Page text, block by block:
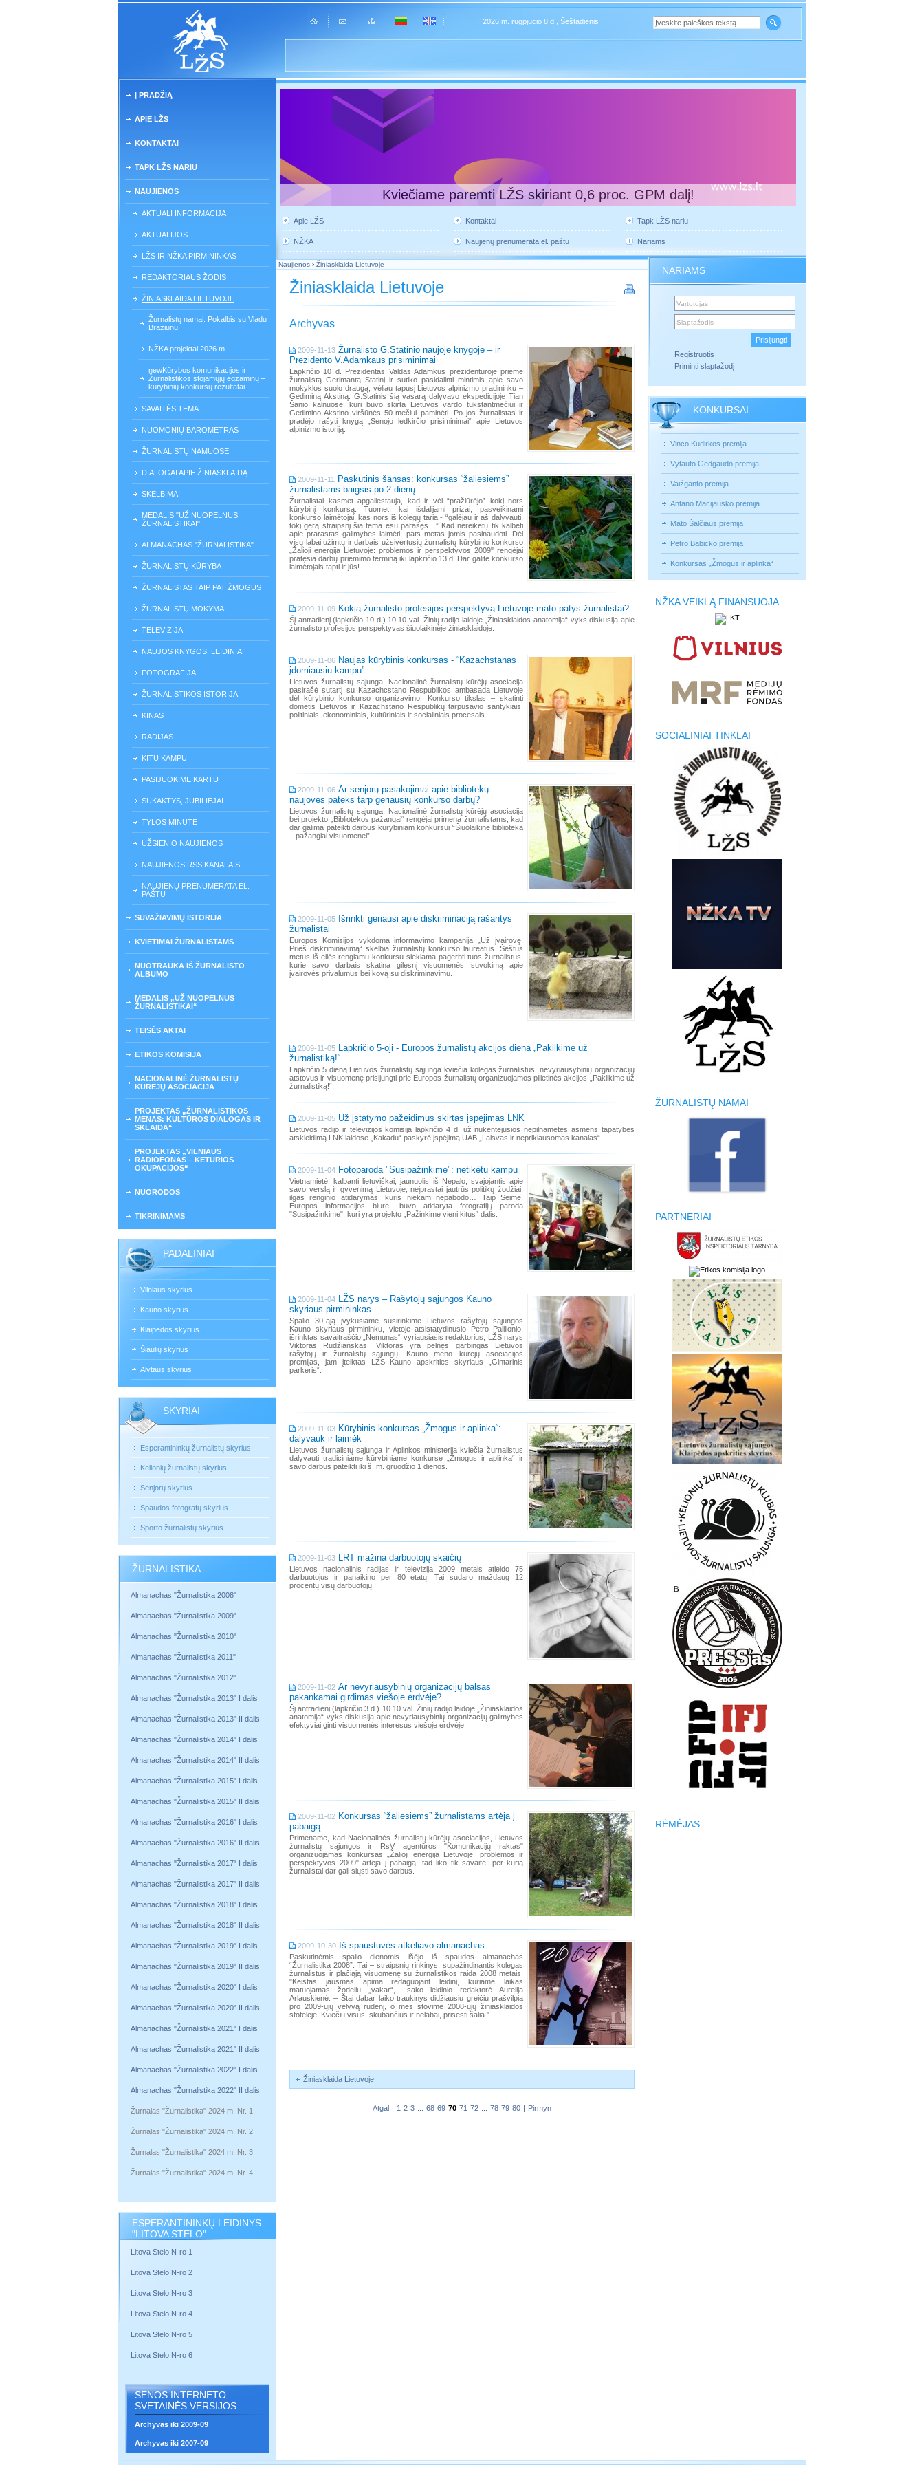
2026 m. rugpjucio 8 d., Šeštadienis
Į PRADŽIĄ
APIE LŽS
KONTAKTAI
TAPK LŽS NARIU
NAUJIENOS
AKTUALI INFORMACIJA
AKTUALIJOS
LŽS IR NŽKA PIRMININKAS
REDAKTORIAUS ŽODIS
ŽINIASKLAIDA LIETUVOJE
Žurnalistų namai: Pokalbis su Vladu
Braziūnu
NŽKA projektai 2026 m.
newKūrybos komunikacijos ir
Žurnalistikos stojamųjų egzaminų –
kūrybinių konkursų rezultatai
SAVAITĖS TEMA
NUOMONIŲ BAROMETRAS
ŽURNALISTŲ NAMUOSE
DIALOGAI APIE ŽINIASKLAIDĄ
SKELBIMAI
MEDALIS "UŽ NUOPELNUS
ŽURNALISTIKAI"
ALMANACHAS "ŽURNALISTIKA"
ŽURNALISTŲ KŪRYBA
ŽURNALISTAS TAIP PAT ŽMOGUS
ŽURNALISTŲ MOKYMAI
TELEVIZIJA
NAUJOS KNYGOS, LEIDINIAI
FOTOGRAFIJA
ŽURNALISTIKOS ISTORIJA
KINAS
RADIJAS
KITU KAMPU
PASIJUOKIME KARTU
SUKAKTYS, JUBILIEJAI
TYLOS MINUTĖ
UŽSIENIO NAUJIENOS
NAUJIENOS RSS KANALAIS
NAUJIENŲ PRENUMERATA EL.
PAŠTU
SUVAŽIAVIMŲ ISTORIJA
KVIETIMAI ŽURNALISTAMS
NUOTRAUKA IŠ ŽURNALISTO
ALBUMO
MEDALIS „UŽ NUOPELNUS
ŽURNALISTIKAI“
TEISĖS AKTAI
ETIKOS KOMISIJA
NACIONALINĖ ŽURNALISTŲ
KŪRĖJŲ ASOCIACIJA
PROJEKTAS „ŽURNALISTIKOS
MENAS: KULTŪROS DIALOGAS IR
SKLAIDA“
PROJEKTAS „VILNIAUS
RADIOFONAS – KETURIOS
OKUPACIJOS“
NUORODOS
TIKRINIMAMS
PADALINIAI
Vilniaus skyrius
Kauno skyrius
Klaipėdos skyrius
Šiaulių skyrius
Alytaus skyrius
SKYRIAI
Esperantininkų žurnalistų skyrius
Kelionių žurnalistų skyrius
Senjorų skyrius
Spaudos fotografų skyrius
Sporto žurnalistų skyrius
ŽURNALISTIKA
Almanachas "Žurnalistika 2008"
Almanachas "Žurnalistika 2009"
Almanachas "Žurnalistika 2010"
Almanachas "Žurnalistika 2011"
Almanachas "Žurnalistika 2012"
Almanachas "Žurnalistika 2013" I dalis
Almanachas "Žurnalistika 2013" II dalis
Almanachas "Žurnalistika 2014" I dalis
Almanachas "Žurnalistika 2014" II dalis
Almanachas "Žurnalistika 2015" I dalis
Almanachas "Žurnalistika 2015" II dalis
Almanachas "Žurnalistika 2016" I dalis
Almanachas "Žurnalistika 2016" II dalis
Almanachas "Žurnalistika 2017" I dalis
Almanachas "Žurnalistika 2017" II dalis
Almanachas "Žurnalistika 2018" I dalis
Almanachas "Žurnalistika 2018" II dalis
Almanachas "Žurnalistika 2019" I dalis
Almanachas "Žurnalistika 2019" II dalis
Almanachas "Žurnalistika 2020" I dalis
Almanachas "Žurnalistika 2020" II dalis
Almanachas "Žurnalistika 2021" I dalis
Almanachas "Žurnalistika 2021" II dalis
Almanachas "Žurnalistika 2022" I dalis
Almanachas "Žurnalistika 2022" II dalis
Žurnalas "Žurnalistika" 2024 m. Nr. 1
Žurnalas "Žurnalistika" 2024 m. Nr. 2
Žurnalas "Žurnalistika" 2024 m. Nr. 3
Žurnalas "Žurnalistika" 2024 m. Nr. 4
ESPERANTININKŲ LEIDINYS
"LITOVA STELO"
Litova Stelo N-ro 1
Litova Stelo N-ro 2
Litova Stelo N-ro 3
Litova Stelo N-ro 4
Litova Stelo N-ro 5
Litova Stelo N-ro 6
SENOS INTERNETO
SVETAINĖS VERSIJOS
Archyvas iki 2009-09
Archyvas iki 2007-09
Kviečiame paremti LŽS skiriant 0,6 proc. GPM dalį!
Apie LŽS Kontaktai Tapk LŽS nariu
NŽKA Naujienų prenumerata el. paštu Nariams
Naujienos › Žiniasklaida Lietuvoje
Žiniasklaida Lietuvoje
Archyvas
2009-11-13 Žurnalisto G.Statinio naujoje knygoje – ir
Prezidento V.Adamkaus prisiminimai
Lapkričio 10 d. Prezidentas Valdas Adamkus prezidentūroje priėmė
žurnalistą Gerimantą Statinį ir sutiko pasidalinti mintimis apie savo
mokyklos suolo draugą, vėliau tapusį Lietuvos alpinizmo pradininku –
Gediminą Akstiną. G.Statinis šią vasarą dalyvavo ekspedicijoje Tian
Šanio kalnuose, kuri buvo skirta Lietuvos vardo tūkstantmečiui ir
Gedimino Akstino viršūnės 50-mečiui paminėti. Po jos žurnalistas ir
pradėjo rašyti knygą „Senojo ledkirčio prisiminimai“ apie Lietuvos
alpinizmo istoriją.
2009-11-11
Paskutinis šansas: konkursas “žaliesiems”
žurnalistams baigsis po 2 dienų
Žurnalistai kasmet apgailestauja, kad ir vėl “pražiūrėjo” kokį nors
kūrybinį konkursą. Tuomet, kai išdalijami prizai, pasveikinami
konkurso laimėtojai, kas nors iš kolegų taria - “galėjau ir aš dalyvauti,
tokį gerą straipsnį šia tema esu parašęs…” Kad nereikėtų tik kalbėti
apie prarastas galimybes laimėti, pats metas jomis pasinaudoti. Dėl
visų labai užimtų ir darbais užsivertusių žurnalistų kūrybinio konkurso
„Žalioji energija Lietuvoje: problemos ir perspektyvos 2009" rengėjai
pratęsia darbų priėmimo terminą iki lapkričio 13 d. Dar galite konkurso
laimėtojais tapti ir jūs!
2009-11-09 Kokią žurnalisto profesijos perspektyvą Lietuvoje mato patys žurnalistai?
Šį antradienį (lapkričio 10 d.) 10.10 val. Žinių radijo laidoje „Žiniasklaidos anatomija“ vyks diskusija apie
žurnalisto profesijos perspektyvas šiuolaikinėje žiniasklaidoje.
2009-11-06 Naujas kūrybinis konkursas - “Kazachstanas
įdomiausiu kampu”
Lietuvos žurnalistų sąjunga, Nacionalinė žurnalistų kūrėjų asociacija
pasirašė sutartį su Kazachcstano Respublikos ambasada Lietuvoje
dėl kūrybinio konkurso organizavimo. Konkurso tikslas – skatinti
domėtis Lietuvos ir Kazachstano Respublikų tarpusavio santykiais,
politiniais, ekonominiais, kultūriniais ir socialiniais procesais.
2009-11-06 Ar senjorų pasakojimai apie bibliotekų
naujoves pateks tarp geriausių konkurso darbų?
Lietuvos žurnalistų sąjunga, Nacionalinė žurnalistų kūrėjų asociacija
bei projekto „Bibliotekos pažangai“ rengėjai primena žurnalistams, kad
dar galima pateikti darbus kūrybiniam konkursui “Šiuolaikinė biblioteka
– pažangiai visuomenei”.
2009-11-05
Išrinkti geriausi apie diskriminaciją rašantys
žurnalistai
Europos Komisijos vykdoma informavimo kampanija „Už įvairovę.
Prieš diskriminavimą“ skelbia žurnalistų konkurso laureatus. Šeštus
metus iš eilės rengiamu konkursu siekiama pagerbti tuos žurnalistus,
kurie savo darbais skatina gilesnį visuomenės suvokimą apie
įvairovės privalumus bei kovą su diskriminavimu.
2009-11-05 Lapkričio 5-oji - Europos žurnalistų akcijos diena „Pakilkime už
žurnalistiką!“
Lapkričio 5 dieną Lietuvos žurnalistų sąjunga kviečia kolegas žurnalistus, nevyriausybinių organizacijų
atstovus ir visuomenę prisijungti prie Europos žurnalistų organizuojamos pilietinės akcijos „Pakilkime už
žurnalistiką!“.
2009-11-05 Už įstatymo pažeidimus skirtas įspėjimas LNK
Lietuvos radijo ir televizijos komisija lapkričio 4 d. už nukentėjusios nepilnametės asmens tapatybės
atskleidimą LNK laidose „Kakadu“ paskyrė įspėjimą UAB „Laisvas ir nepriklausomas kanalas“.
2009-11-04 Fotoparoda "Susipažinkime": netikėtu kampu
Vietnamietė, kalbanti lietuviškai, jaunuolis iš Nepalo, svajojantis apie
savo verslą ir gyvenimą Lietuvoje, neįprastai jautrūs politikų žodžiai,
ilgas renginio atidarymas, kuris niekam nepabodo… Taip Seime,
Europos informacijos biure, buvo atidaryta fotografijų paroda
"Susipažinkime", kuri yra projekto „Pažinkime vieni kitus“ dalis.
2009-11-04 LŽS narys – Rašytojų sąjungos Kauno
skyriaus pirmininkas
Spalio 30-ąją įvykusiame susirinkime Lietuvos rašytojų sąjungos
Kauno skyriaus pirmininku, vietoje atsistatydinusio Petro Palilionio,
išrinktas savaitraščio „Nemunas“ vyriausiasis redaktorius, LŽS narys
Viktoras Rudžianskas. Viktoras yra pelnęs garbingas Lietuvos
rašytojų ir žurnalistų sąjungų, Kauno meno kūrėjų asociacijos
premijas, jam įteiktas LŽS Kauno apskrities skyriaus „Gintarinis
parkeris“.
2009-11-03 Kūrybinis konkursas „Žmogus ir aplinka“:
dalyvauk ir laimėk
Lietuvos žurnalistų sąjunga ir Aplinkos ministerija kviečia žurnalistus
dalyvauti tradiciniame kūrybiniame konkurse „Žmogus ir aplinka“ ir
savo darbus pateikti iki š. m. gruodžio 1 dienos.
2009-11-03 LRT mažina darbuotojų skaičių
Lietuvos nacionalinis radijas ir televizija 2009 metais atleido 75
darbuotojus ir panaikino per 80 etatų. Tai sudaro maždaug 12
procentų visų darbuotojų.
2009-11-02 Ar nevyriausybinių organizacijų balsas
pakankamai girdimas viešoje erdvėje?
Šį antradienį (lapkričio 3 d.) 10.10 val. Žinių radijo laidoje „Žiniasklaidos
anatomija“ vyks diskusija apie nevyriausybinių organizacijų galimybes
efektyviai ginti visuomenės interesus viešoje erdvėje.
2009-11-02 Konkursas “žaliesiems” žurnalistams artėja į
pabaigą
Primename, kad Nacionalinės žurnalistų kūrėjų asociacijos, Lietuvos
žurnalistų sąjungos ir RsV agentūros "Komunikacijų raktas"
organizuojamas konkursas „Žalioji energija Lietuvoje: problemos ir
perspektyvos 2009" artėja į pabaigą, tad liko tik savaitė, per kurią
žurnalistai dar gali siųsti savo darbus.
2009-10-30 Iš spaustuvės atkeliavo almanachas
Paskutinėmis spalio dienomis išėjo iš spaudos almanachas
“Žurnalistika 2008”. Tai – straipsnių rinkinys, supažindinantis kolegas
žurnalistus ir plačiąją visuomenę su žurnalistikos raida 2008 metais.
"Keistas jausmas apima redaguojant leidinį, kuriame laikas
matuojamas žodeliu „vakar“,– sako leidinio redaktorė Aurelija
Arlauskienė. – Štai dabar laiko traukinys didžiausiu greičiu prašvilpia
pro 2009-ųjų vėlyvą rudenį, o mes stovime 2008-ųjų žiniasklaidos
stotelėje. Kviečiu visus, skubančius ir nelabai, prisėsti šalia."
Žiniasklaida Lietuvoje
Atgal | 1 2 3 68 69 70 71 72 78 79 80 | Pirmyn
NARIAMS
Registruotis
Priminti slaptažodį
KONKURSAI
Vinco Kudirkos premija
Vytauto Gedgaudo premija
Vaižganto premija
Antano Macijausko premija
Mato Šalčiaus premija
Petro Babicko premija
Konkursas „Žmogus ir aplinka“
NŽKA VEIKLĄ FINANSUOJA
SOCIALINIAI TINKLAI
ŽURNALISTŲ NAMAI
PARTNERIAI
RĖMĖJAS